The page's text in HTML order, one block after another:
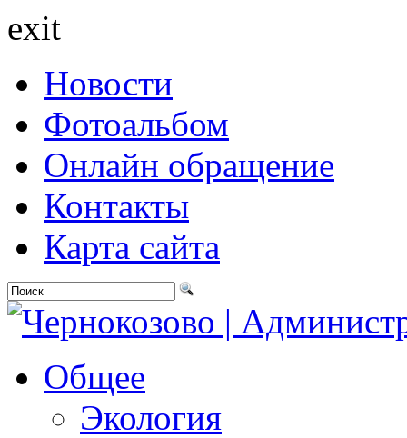
exit
Новости
Фотоальбом
Онлайн обращение
Контакты
Карта сайта
Общее
Экология